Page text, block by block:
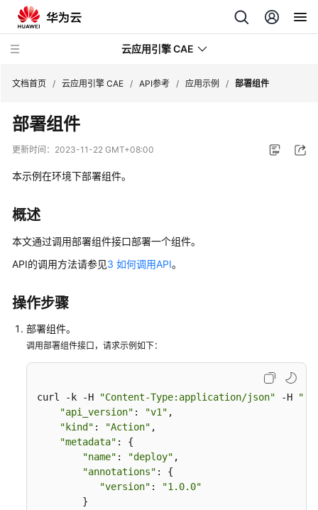
云应用引擎 CAE
最
新
态
产
品
介
费
明
快
文档首页 / 云应用引擎 CAE / API参考 / 应用示例 / 部署组件
部署组件
更新时间： 2023-11-22 GMT+08:00
本示例在环境下部署组件。
概述
本文通过调用部署组件接口部署一个组件。
API的调用方法请参见3 如何调用API。
操作步骤
部署组件。
调用部署组件接口，请求示例如下：
curl -k -H "Content-Type:application/json" -H
"X-
"api_version" : "v1" ,
"kind" : "Action" ,
"metadata" : {
"name" : "deploy" ,
"annotations" : {
"version" :
"1.0.0"
        }